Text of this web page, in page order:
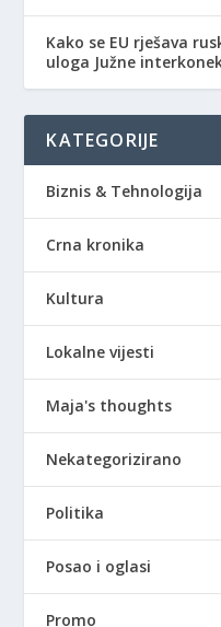
Kako se EU rješava
uloga Južne
KATEGORIJE
Biznis & Tehnologija
Crna kronika
Kultura
Lokalne vijesti
Maja's thoughts
Nekategorizirano
Politika
Posao i oglasi
Promo